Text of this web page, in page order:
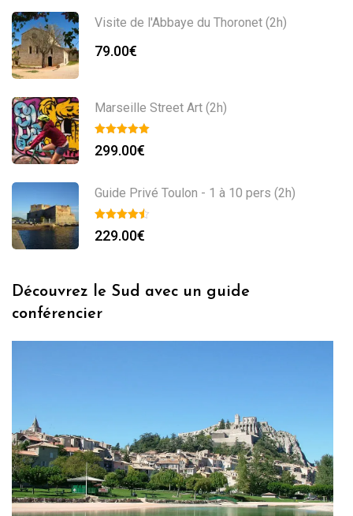
Visite de l'Abbaye du Thoronet (2h)
79.00€
Marseille Street Art (2h)
299.00€
Guide Privé Toulon - 1 à 10 pers (2h)
229.00€
Découvrez le Sud avec un guide
conférencier